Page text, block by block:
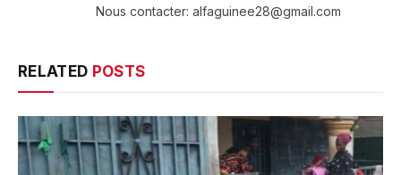
Nous contacter: alfaguinee28@gmail.com
RELATED POSTS